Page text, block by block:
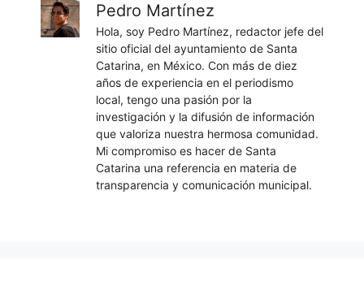
Pedro Martínez
Hola, soy Pedro Martínez, redactor jefe del
sitio oficial del ayuntamiento de Santa
Catarina, en México. Con más de diez
años de experiencia en el periodismo
local, tengo una pasión por la
investigación y la difusión de información
que valoriza nuestra hermosa comunidad.
Mi compromiso es hacer de Santa
Catarina una referencia en materia de
transparencia y comunicación municipal.